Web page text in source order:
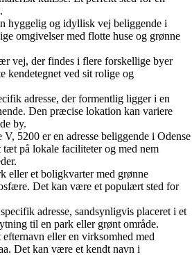
hyggelig og idyllisk vej beliggende i
omgivelser med flotte huse og grønne
vej, der findes i flere forskellige byer
kendetegnet ved sit rolige og
adresse, der formentlig ligger i en
Den præcise lokation kan variere
by.
5200 er en adresse beliggende i Odense
på lokale faciliteter og med nem
eller et boligkvarter med grønne
Det kan være et populært sted for
adresse, sandsynligvis placeret i et
til en park eller grønt område.
eller en virksomhed med
Det kan være et kendt navn i